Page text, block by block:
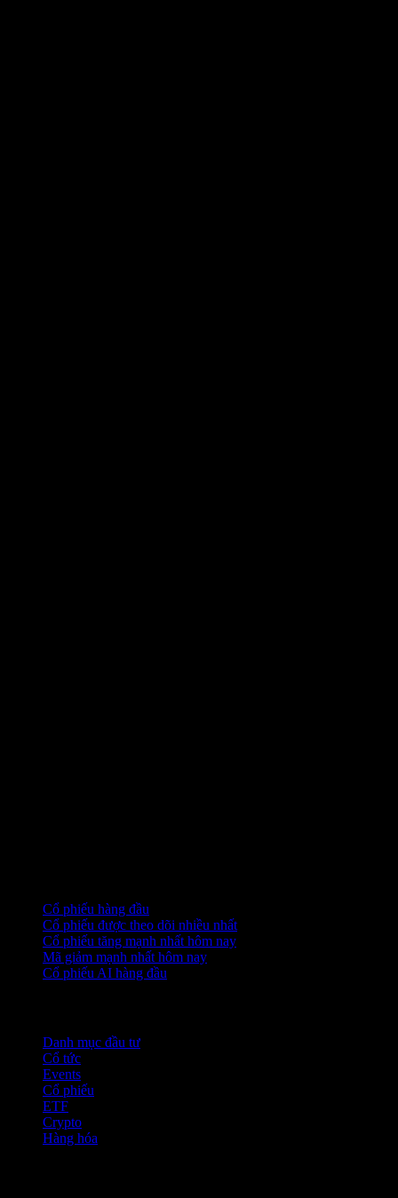
Cổ phiếu hàng đầu
Cổ phiếu được theo dõi nhiều nhất
Cổ phiếu tăng mạnh nhất hôm nay
Mã giảm mạnh nhất hôm nay
Cổ phiếu AI hàng đầu
Danh mục đầu tư
Cổ tức
Events
Cổ phiếu
ETF
Crypto
Hàng hóa